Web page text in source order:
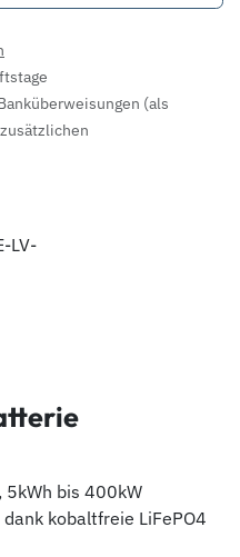
(als
LV-
bis 400kW
kobaltfreie LiFePO4